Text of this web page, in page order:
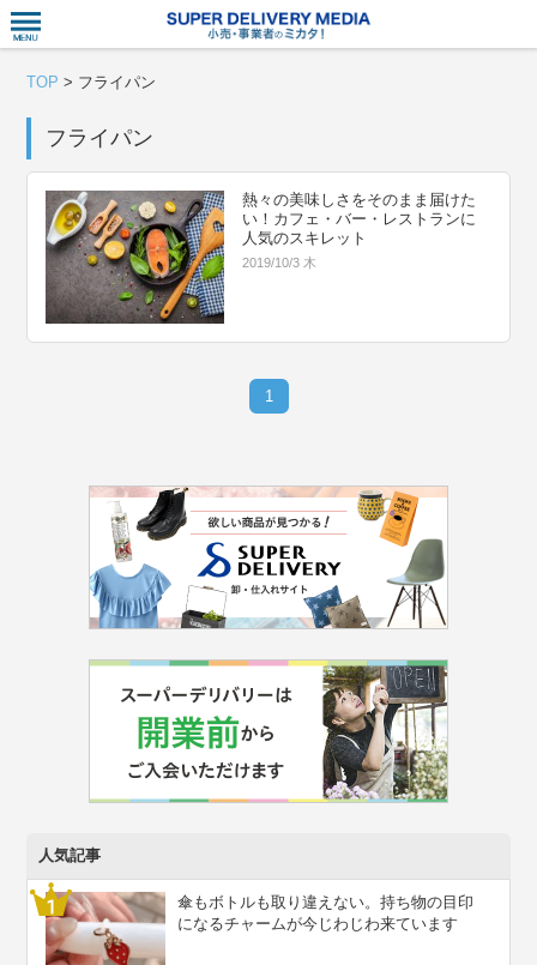
TOP > フライパン
フライパン
熱々の美味しさをそのまま届けた
い！カフェ・バー・レストランに
人気のスキレット
2019/10/3 木
1
人気記事
傘もボトルも取り違えない。持ち物の目印
になるチャームが今じわじわ来ています